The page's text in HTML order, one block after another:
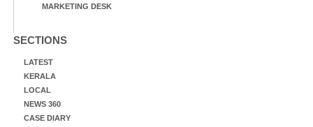
MARKETING DESK
SECTIONS
LATEST
KERALA
LOCAL
NEWS 360
CASE DIARY